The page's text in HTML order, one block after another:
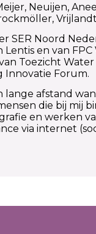
Neuijen,
SER Noord
en van FPC
Toezicht
Innovatie Forum.
afstand
die bij mij
en werken
via internet